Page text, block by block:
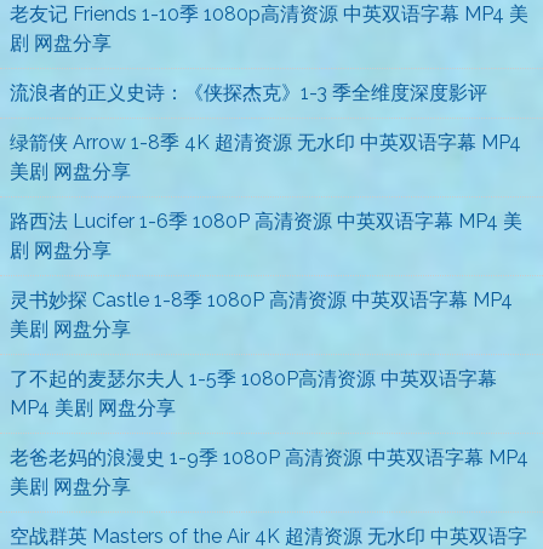
老友记 Friends 1-10季 1080p高清资源 中英双语字幕 MP4 美
剧 网盘分享
流浪者的正义史诗：《侠探杰克》1-3 季全维度深度影评
绿箭侠 Arrow 1-8季 4K 超清资源 无水印 中英双语字幕 MP4
美剧 网盘分享
路西法 Lucifer 1-6季 1080P 高清资源 中英双语字幕 MP4 美
剧 网盘分享
灵书妙探 Castle 1-8季 1080P 高清资源 中英双语字幕 MP4
美剧 网盘分享
了不起的麦瑟尔夫人 1-5季 1080P高清资源 中英双语字幕
MP4 美剧 网盘分享
老爸老妈的浪漫史 1-9季 1080P 高清资源 中英双语字幕 MP4
美剧 网盘分享
空战群英 Masters of the Air 4K 超清资源 无水印 中英双语字